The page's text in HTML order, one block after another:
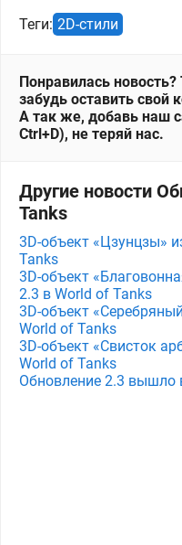
Теги: 2D-стили
Понравилась новость?
забудь оставить свой
А так же, добавь наш
Ctrl+D), не теряй нас.
Другие новости
Tanks
3D-объект «Цзунцзы»
Tanks
3D-объект
2.3 в World of Tanks
3D-объект
World of Tanks
3D-объект «Свисток
World of Tanks
Обновление 2.3 вышло